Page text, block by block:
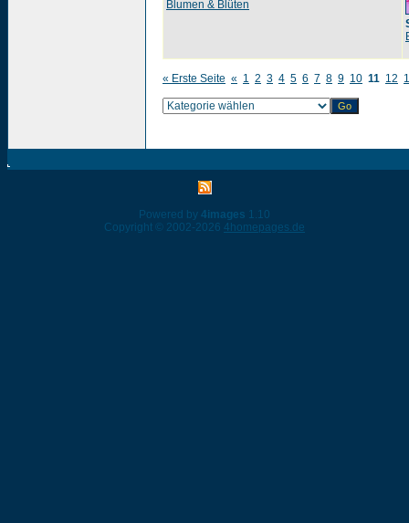
Blumen & Blüten
« Erste Seite « 1 2 3 4 5 6 7 8 9 10 11 12
Powered by 4images 1.10
Copyright © 2002-2026 4homepages.de